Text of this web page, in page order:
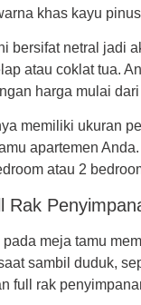
khas kayu
bersifat netral jadi
atau coklat tua.
harga mulai
memiliki ukuran
apartemen
atau 2
Rak
meja tamu
sambil duduk,
full rak